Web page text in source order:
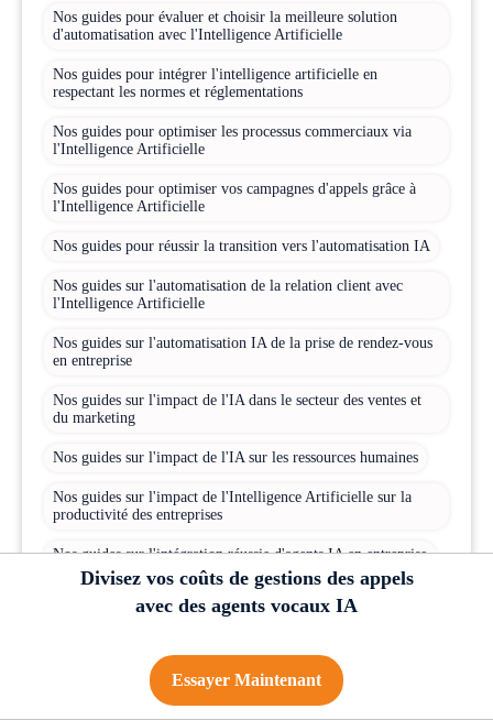
Divisez vos coûts de gestions des appels
avec des agents vocaux IA
Essayer Maintenant
Nos guides pour évaluer et choisir la meilleure solution
d'automatisation avec l'Intelligence Artificielle
Nos guides pour intégrer l'intelligence artificielle en
respectant les normes et réglementations
Nos guides pour optimiser les processus commerciaux via
l'Intelligence Artificielle
Nos guides pour optimiser vos campagnes d'appels grâce à
l'Intelligence Artificielle
Nos guides pour réussir la transition vers l'automatisation IA
Nos guides sur l'automatisation de la relation client avec
l'Intelligence Artificielle
Nos guides sur l'automatisation IA de la prise de rendez-vous
en entreprise
Nos guides sur l'impact de l'IA dans le secteur des ventes et
du marketing
Nos guides sur l'impact de l'IA sur les ressources humaines
Nos guides sur l'impact de l'Intelligence Artificielle sur la
productivité des entreprises
Nos guides sur l'intégration réussie d'agents IA en entreprise
Nos guides sur la gestion efficace des flux d'appels en grandes
entreprises grâce à l'Intelligence Artificielle
Nos guides sur la personnalisation de l'expérience client via